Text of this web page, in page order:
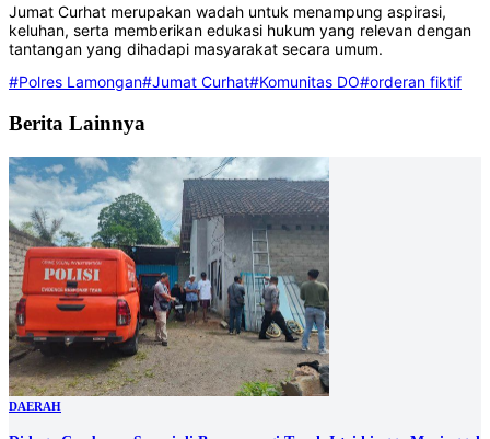
Jumat Curhat merupakan wadah untuk menampung aspirasi,
keluhan, serta memberikan edukasi hukum yang relevan dengan
tantangan yang dihadapi masyarakat secara umum.
#Polres Lamongan#Jumat Curhat#Komunitas DO#orderan fiktif
Berita Lainnya
DAERAH